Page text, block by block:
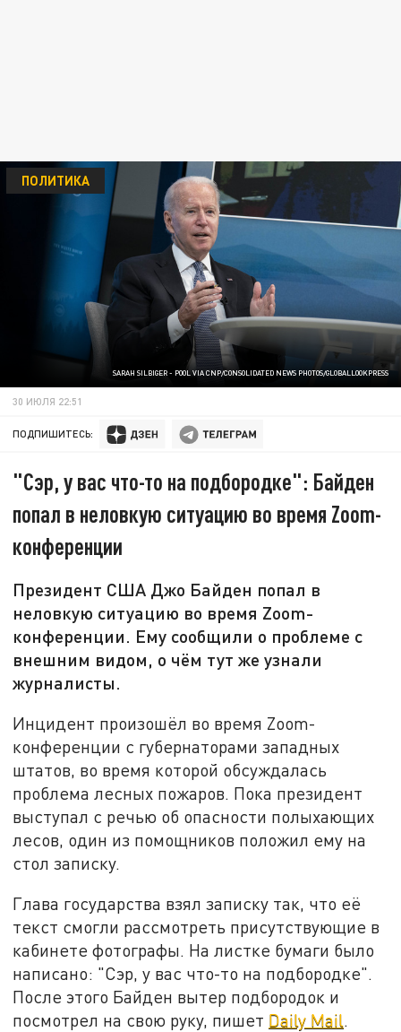
SARAH SILBIGER - POOL VIA CNP/CONSOLIDATED NEWS PHOTOS/GLOBALLOOKPRESS
ПОЛИТИКА
30 ИЮЛЯ 22:51
ПОДПИШИТЕСЬ:
"Сэр, у вас что-то на подбородке": Байден
попал в неловкую ситуацию во время Zoom-
конференции
Президент США Джо Байден попал в
неловкую ситуацию во время Zoom-
конференции. Ему сообщили о проблеме с
внешним видом, о чём тут же узнали
журналисты.
Инцидент произошёл во время Zoom-
конференции с губернаторами западных
штатов, во время которой обсуждалась
проблема лесных пожаров. Пока президент
выступал с речью об опасности полыхающих
лесов, один из помощников положил ему на
стол записку.
Глава государства взял записку так, что её
текст смогли рассмотреть присутствующие в
кабинете фотографы. На листке бумаги было
написано: "Сэр, у вас что-то на подбородке".
После этого Байден вытер подбородок и
посмотрел на свою руку, пишет Daily Mail.